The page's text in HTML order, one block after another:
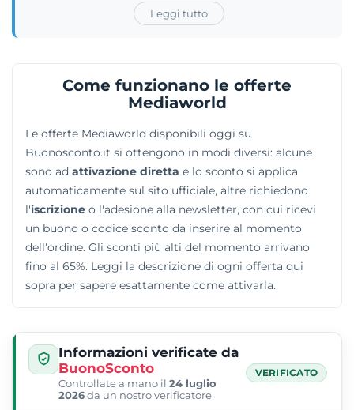
Le schede distinguono i codici da inserire nel carrello
Controlla sempre requisiti, soglia di spesa, scadenza e
applicazione effettiva dello sconto prima del
Leggi tutto
Come funzionano le offerte
Mediaworld
Le offerte Mediaworld disponibili oggi su
Buonosconto.it si ottengono in modi diversi: alcune
sono ad attivazione diretta e lo sconto si applica
automaticamente sul sito ufficiale, altre richiedono
l'iscrizione o l'adesione alla newsletter, con cui ricevi
un buono o codice sconto da inserire al momento
dell'ordine. Gli sconti più alti del momento arrivano
fino al 65%. Leggi la descrizione di ogni offerta qui
sopra per sapere esattamente come attivarla.
Informazioni verificate da
BuonoSconto
Controllate a mano il 24 luglio
2026 da un nostro verificatore
VERIFICATO